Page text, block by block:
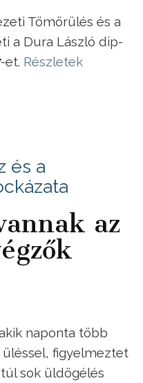
Tö­mö­rü­lés és a
a Du­ra Lász­ló dip­
et. Részletek
és a
az
naponta több
figyelmeztet
sok üldögélés